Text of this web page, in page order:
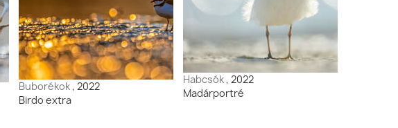
Buborékok, 2022
Birdo extra
Habcsók, 2022
Madárportré